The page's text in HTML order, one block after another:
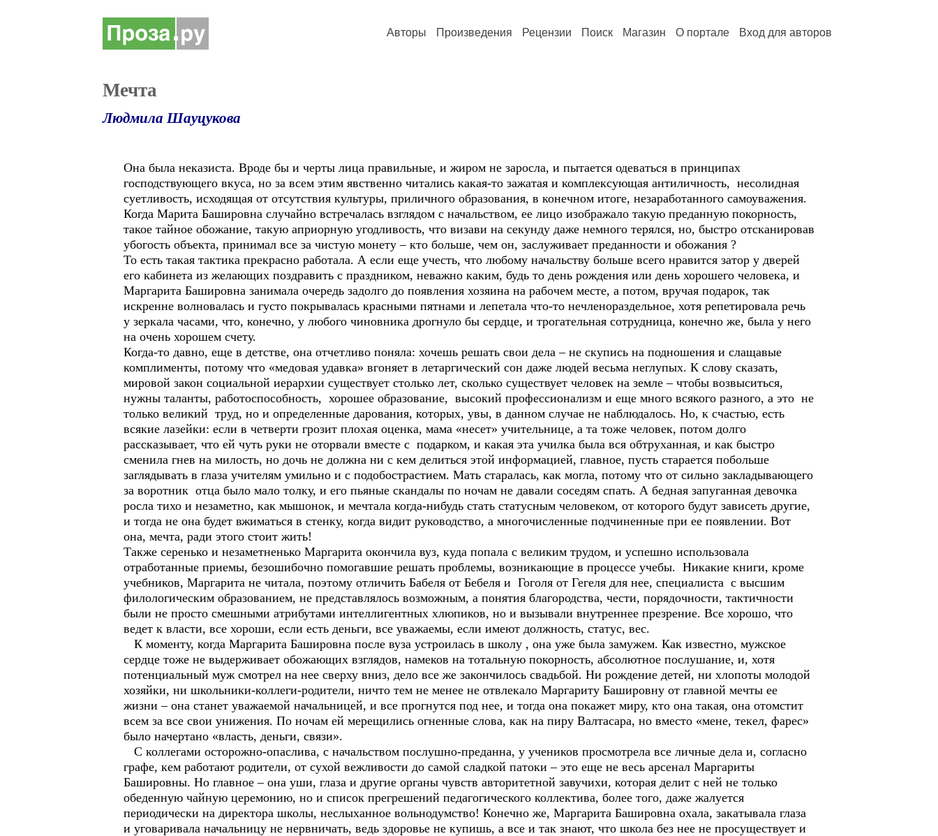
Авторы Произведения Рецензии Поиск Магазин О портале Вход для авторов
Мечта
Людмила Шауцукова
Она была неказиста. Вроде бы и черты лица правильные, и жиром не заросла, и пытается одеваться в принципах
господствующего вкуса, но за всем этим явственно читались какая-то зажатая и комплексующая антиличность, несолидная
суетливость, исходящая от отсутствия культуры, приличного образования, в конечном итоге, незаработанного самоуважения.
Когда Марита Башировна случайно встречалась взглядом с начальством, ее лицо изображало такую преданную покорность,
такое тайное обожание, такую априорную угодливость, что визави на секунду даже немного терялся, но, быстро отсканировав
убогость объекта, принимал все за чистую монету – кто больше, чем он, заслуживает преданности и обожания ?
То есть такая тактика прекрасно работала. А если еще учесть, что любому начальству больше всего нравится затор у дверей
его кабинета из желающих поздравить с праздником, неважно каким, будь то день рождения или день хорошего человека, и
Маргарита Башировна занимала очередь задолго до появления хозяина на рабочем месте, а потом, вручая подарок, так
искренне волновалась и густо покрывалась красными пятнами и лепетала что-то нечленораздельное, хотя репетировала речь
у зеркала часами, что, конечно, у любого чиновника дрогнуло бы сердце, и трогательная сотрудница, конечно же, была у него
на очень хорошем счету.
Когда-то давно, еще в детстве, она отчетливо поняла: хочешь решать свои дела – не скупись на подношения и слащавые
комплименты, потому что «медовая удавка» вгоняет в летаргический сон даже людей весьма неглупых. К слову сказать,
мировой закон социальной иерархии существует столько лет, сколько существует человек на земле – чтобы возвыситься,
нужны таланты, работоспособность, хорошее образование, высокий профессионализм и еще много всякого разного, а это не
только великий труд, но и определенные дарования, которых, увы, в данном случае не наблюдалось. Но, к счастью, есть
всякие лазейки: если в четверти грозит плохая оценка, мама «несет» учительнице, а та тоже человек, потом долго
рассказывает, что ей чуть руки не оторвали вместе с подарком, и какая эта училка была вся обтруханная, и как быстро
сменила гнев на милость, но дочь не должна ни с кем делиться этой информацией, главное, пусть старается побольше
заглядывать в глаза учителям умильно и с подобострастием. Мать старалась, как могла, потому что от сильно закладывающего
за воротник отца было мало толку, и его пьяные скандалы по ночам не давали соседям спать. А бедная запуганная девочка
росла тихо и незаметно, как мышонок, и мечтала когда-нибудь стать статусным человеком, от которого будут зависеть другие,
и тогда не она будет вжиматься в стенку, когда видит руководство, а многочисленные подчиненные при ее появлении. Вот
она, мечта, ради этого стоит жить!
Также серенько и незаметненько Маргарита окончила вуз, куда попала с великим трудом, и успешно использовала
отработанные приемы, безошибочно помогавшие решать проблемы, возникающие в процессе учебы. Никакие книги, кроме
учебников, Маргарита не читала, поэтому отличить Бабеля от Бебеля и Гоголя от Гегеля для нее, специалиста с высшим
филологическим образованием, не представлялось возможным, а понятия благородства, чести, порядочности, тактичности
были не просто смешными атрибутами интеллигентных хлюпиков, но и вызывали внутреннее презрение. Все хорошо, что
ведет к власти, все хороши, если есть деньги, все уважаемы, если имеют должность, статус, вес.
К моменту, когда Маргарита Башировна после вуза устроилась в школу , она уже была замужем. Как известно, мужское
сердце тоже не выдерживает обожающих взглядов, намеков на тотальную покорность, абсолютное послушание, и, хотя
потенциальный муж смотрел на нее сверху вниз, дело все же закончилось свадьбой. Ни рождение детей, ни хлопоты молодой
хозяйки, ни школьники-коллеги-родители, ничто тем не менее не отвлекало Маргариту Башировну от главной мечты ее
жизни – она станет уважаемой начальницей, и все прогнутся под нее, и тогда она покажет миру, кто она такая, она отомстит
всем за все свои унижения. По ночам ей мерещились огненные слова, как на пиру Валтасара, но вместо «мене, текел, фарес»
было начертано «власть, деньги, связи».
С коллегами осторожно-опаслива, с начальством послушно-преданна, у учеников просмотрела все личные дела и, согласно
графе, кем работают родители, от сухой вежливости до самой сладкой патоки – это еще не весь арсенал Маргариты
Башировны. Но главное – она уши, глаза и другие органы чувств авторитетной завучихи, которая делит с ней не только
обеденную чайную церемонию, но и список прегрешений педагогического коллектива, более того, даже жалуется
периодически на директора школы, неслыханное вольнодумство! Конечно же, Маргарита Башировна охала, закатывала глаза
и уговаривала начальницу не нервничать, ведь здоровье не купишь, а все и так знают, что школа без нее не просуществует и